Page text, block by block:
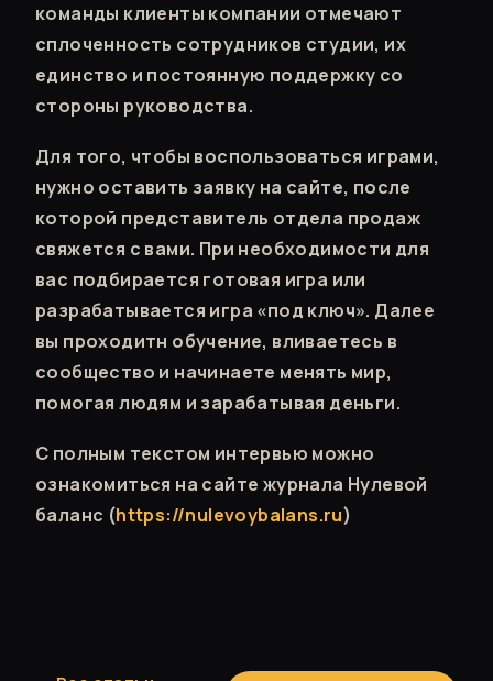
команды клиенты компании отмечают
сплоченность сотрудников студии, их
единство и постоянную поддержку со
стороны руководства.
Для того, чтобы воспользоваться играми,
нужно оставить заявку на сайте, после
которой представитель отдела продаж
свяжется с вами. При необходимости для
вас подбирается готовая игра или
разрабатывается игра «под ключ». Далее
вы проходитн обучение, вливаетесь в
сообщество и начинаете менять мир,
помогая людям и зарабатывая деньги.
С полным текстом интервью можно
ознакомиться на сайте журнала Нулевой
баланс (https://nulevoybalans.ru)